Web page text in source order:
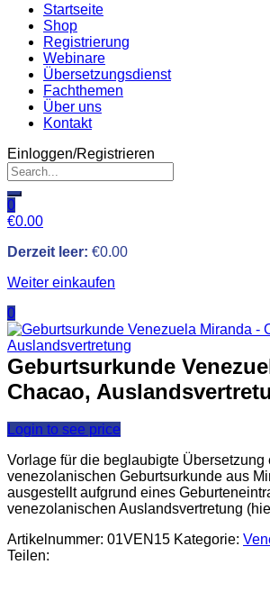
Startseite
Shop
Registrierung
Webinare
Übersetzungsdienst
Fachthemen
Über uns
Kontakt
Einloggen/Registrieren
0
€0.00
Derzeit leer: €0.00
Weiter einkaufen
0
Geburtsurkunde
Chacao,
Login to see price
Vorlage für die beglaubigte Übersetzung
venezolanischen Geburtsurkunde aus
ausgestellt aufgrund eines
venezolanischen Auslandsvertretung
Artikelnummer: 01VEN15 Kategorie:
Teilen: